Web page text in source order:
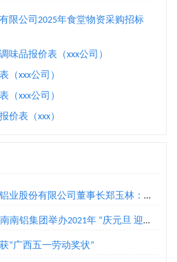
限公司2025年食堂物资采购招标
味品报价表（xxx公司）
（xxx公司）
（xxx公司）
价表（xxx）
董事长郑玉林：通过“二次创业”实现铝产业转型升级
举办2021年 “庆元旦 迎新年”环公司跑活动
“广西五一劳动奖状”